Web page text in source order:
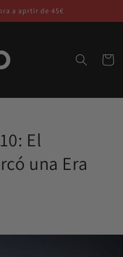
a aprtir de 45€
Carrito
El
una Era